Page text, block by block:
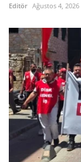
Editör Ağustos 4, 2026